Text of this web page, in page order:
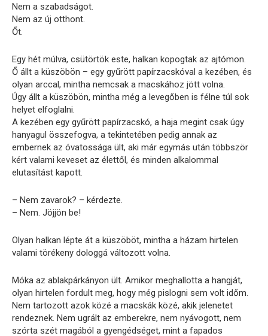
Nem a szabadságot.
Nem az új otthont.
Őt.
Egy hét múlva, csütörtök este, halkan kopogtak az ajtómon.
Ő állt a küszöbön – egy gyűrött papírzacskóval a kezében, és
olyan arccal, mintha nemcsak a macskához jött volna.
Úgy állt a küszöbön, mintha még a levegőben is félne túl sok
helyet elfoglalni.
A kezében egy gyűrött papírzacskó, a haja megint csak úgy
hanyagul összefogva, a tekintetében pedig annak az
embernek az óvatossága ült, aki már egymás után többször
kért valami keveset az élettől, és minden alkalommal
elutasítást kapott.
– Nem zavarok? – kérdezte.
– Nem. Jöjjön be!
Olyan halkan lépte át a küszöböt, mintha a házam hirtelen
valami törékeny dologgá változott volna.
Móka az ablakpárkányon ült. Amikor meghallotta a hangját,
olyan hirtelen fordult meg, hogy még pislogni sem volt időm.
Nem tartozott azok közé a macskák közé, akik jelenetet
rendeznek. Nem ugrált az emberekre, nem nyávogott, nem
szórta szét magából a gyengédséget, mint a fapados